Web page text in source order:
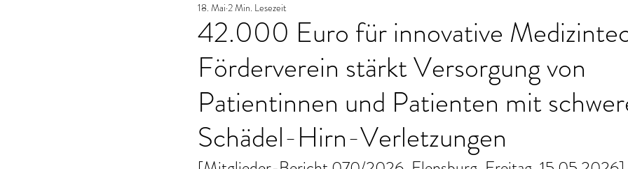
42.000 Euro für innovative
Förderverein stärkt Versorgung von
Patientinnen und Patienten mit
Schädel-Hirn-Verletzungen
18. Mai 2 Min. Lesezeit